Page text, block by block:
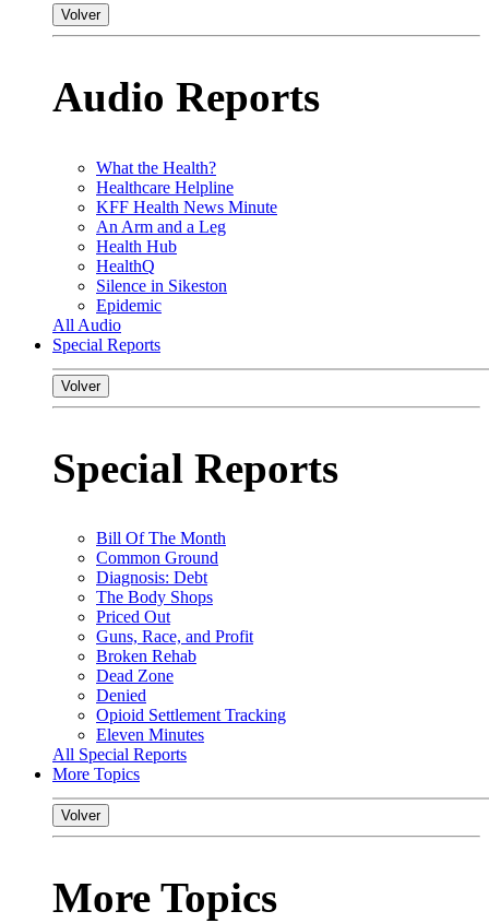
Volver
Audio Reports
What the Health?
Healthcare Helpline
KFF Health News Minute
An Arm and a Leg
Health Hub
HealthQ
Silence in Sikeston
Epidemic
All Audio
Special Reports
Volver
Special Reports
Bill Of The Month
Common Ground
Diagnosis: Debt
The Body Shops
Priced Out
Guns, Race, and Profit
Broken Rehab
Dead Zone
Denied
Opioid Settlement Tracking
Eleven Minutes
All Special Reports
More Topics
Volver
More Topics